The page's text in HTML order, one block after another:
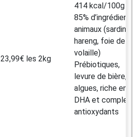
23,99€ les 2kg
414 kcal/100g
85%
animaux (sardine,
hareng, foie de
volaille)
Prébiotiques,
levure de bière,
algues, riche en
DHA et
antioxydants